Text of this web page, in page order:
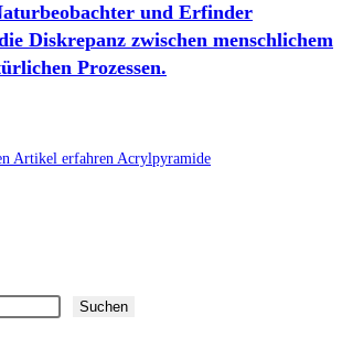
und Erfinder
Diskrepanz zwischen menschlichem
Prozessen.
Suchen